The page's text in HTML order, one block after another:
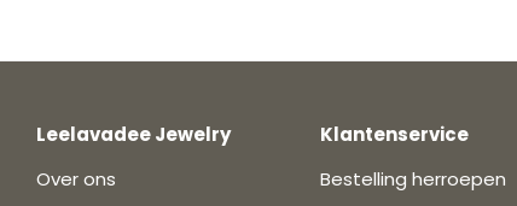
Leelavadee Jewelry
Over ons
Klantenservice
Bestelling herroepen